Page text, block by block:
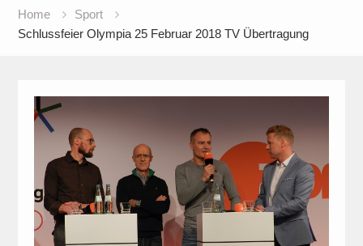
Home
Sport
Schlussfeier Olympia 25 Februar 2018 TV Übertragung